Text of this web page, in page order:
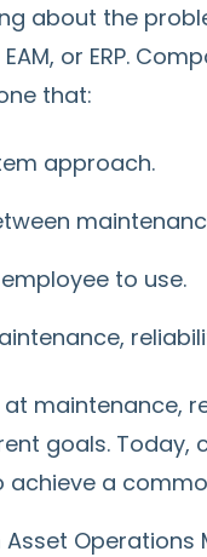
about the
or ERP.
that:
approach.
to use.
maintenance,
goals. Today,
a
Asset